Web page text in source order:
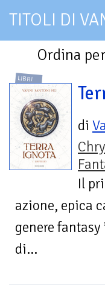
TITOLI DI
Ordina
LIBRI
di
Il
azione, epica
genere
di...